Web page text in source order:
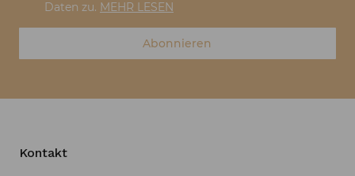
Daten zu. MEHR LESEN
Abonnieren
Kontakt